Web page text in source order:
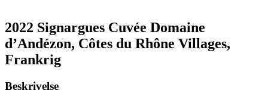
2022 Signargues Cuvée Domaine
d’Andézon, Côtes du Rhône Villages,
Frankrig
Beskrivelse